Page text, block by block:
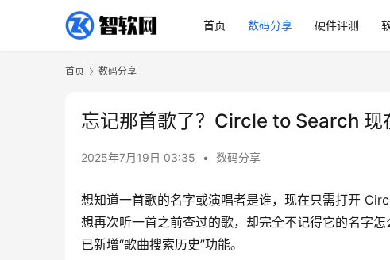
首页 数码分享 硬件评测
首页 数码分享
忘记那首歌了？Circle to Search 现
2025年7月19日 03:35 • 数码分享
想知道一首歌的名字或演唱者是谁，现在只需打开
想再次听一首之前查过的歌，却完全不记得它的名字
已新增“歌曲搜索历史”功能。